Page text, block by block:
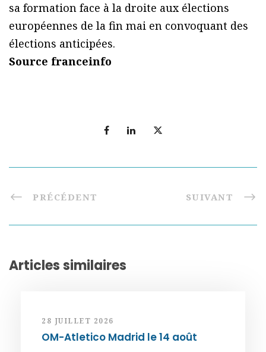
sa formation face à la droite aux élections
européennes de la fin mai en convoquant des
élections anticipées.
Source franceinfo
PRÉCÉDENT SUIVANT
Articles similaires
28 JUILLET 2026
OM-Atletico Madrid le 14 août